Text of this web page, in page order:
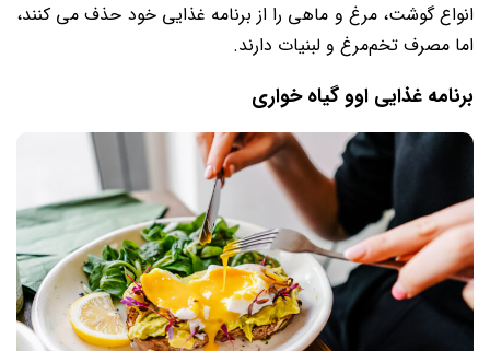
انواع گوشت، مرغ و ماهی را از برنامه غذایی خود حذف می‌ کنند،
اما مصرف تخم‌مرغ و لبنیات دارند.
برنامه غذایی اوو گیاه خواری